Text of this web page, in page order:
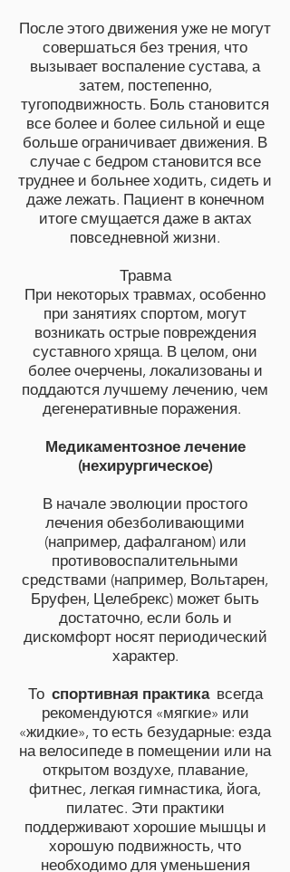
После этого движения уже не могут
совершаться без трения, что
вызывает воспаление сустава, а
затем, постепенно,
тугоподвижность. Боль становится
все более и более сильной и еще
больше ограничивает движения. В
случае с бедром становится все
труднее и больнее ходить, сидеть и
даже лежать. Пациент в конечном
итоге смущается даже в актах
повседневной жизни.
Травма
При некоторых травмах, особенно
при занятиях спортом, могут
возникать острые повреждения
суставного хряща. В целом, они
более очерчены, локализованы и
поддаются лучшему лечению, чем
дегенеративные поражения.
Медикаментозное лечение
(нехирургическое)
В начале эволюции простого
лечения обезболивающими
(например, дафалганом) или
противовоспалительными
средствами (например, Вольтарен,
Бруфен, Целебрекс) может быть
достаточно, если боль и
дискомфорт носят периодический
характер.
То спортивная практика всегда
рекомендуются «мягкие» или
«жидкие», то есть безударные: езда
на велосипеде в помещении или на
открытом воздухе, плавание,
фитнес, легкая гимнастика, йога,
пилатес. Эти практики
поддерживают хорошие мышцы и
хорошую подвижность, что
необходимо для уменьшения